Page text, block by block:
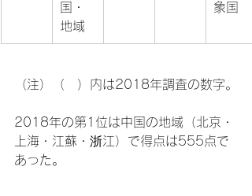
国・
地域
象国
（注）（　）内は2018年調査の数字。
2018年の第1位は中国の地域（北京・
上海・江蘇・浙江）で得点は555点で
あった。